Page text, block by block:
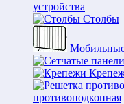
устройства
Столбы
противоподкопная